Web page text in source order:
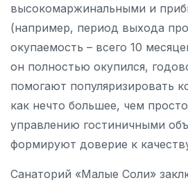
высокомаржинальными и
(например, период выхода
окупаемость – всего 10
он полностью окупился,
помогают популяризировать
как нечто большее, чем
управлению гостиничными
формируют доверие к
Санаторий «Малые Соли»